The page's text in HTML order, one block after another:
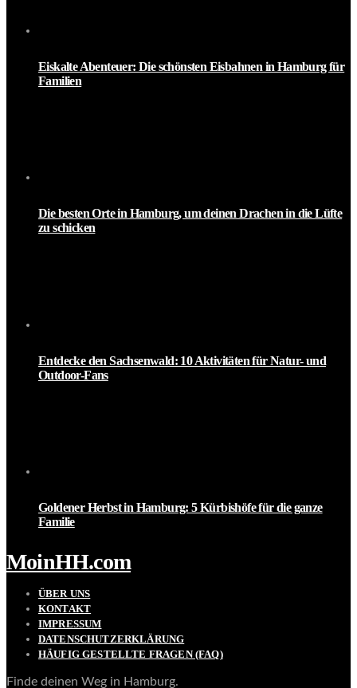
Eiskalte Abenteuer: Die schönsten Eisbahnen in Hamburg für
Familien
Die besten Orte in Hamburg, um deinen Drachen in die Lüfte
zu schicken
Entdecke den Sachsenwald: 10 Aktivitäten für Natur- und
Outdoor-Fans
Goldener Herbst in Hamburg: 5 Kürbishöfe für die ganze
Familie
MoinHH.com
ÜBER UNS
KONTAKT
IMPRESSUM
DATENSCHUTZERKLÄRUNG
HÄUFIG GESTELLTE FRAGEN (FAQ)
Finde deinen Weg in Hamburg.